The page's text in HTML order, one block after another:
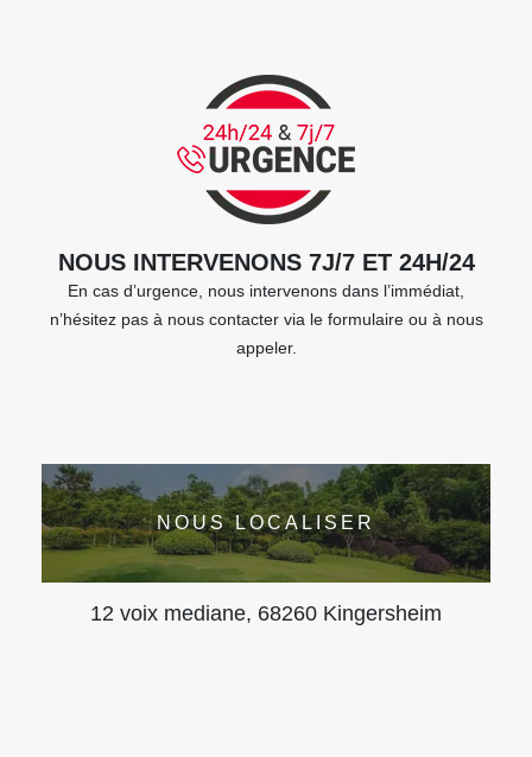
NOUS INTERVENONS 7J/7 ET 24H/24
En cas d’urgence, nous intervenons dans l’immédiat,
n’hésitez pas à nous contacter via le formulaire ou à nous
appeler.
NOUS LOCALISER
12 voix mediane, 68260 Kingersheim